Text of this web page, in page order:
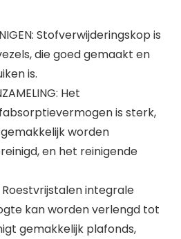
Stofverwijderingskop is
die goed gemaakt en
is.
Het
is sterk,
worden
en het reinigende
Roestvrijstalen integrale
kan worden verlengd tot
gemakkelijk plafonds,